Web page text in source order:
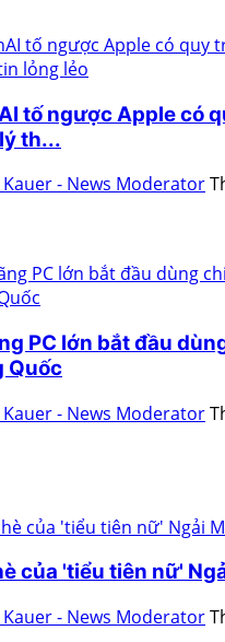
tố ngược Apple có
th...
- News Moderator
PC lớn bắt đầu
Quốc
- News Moderator
của 'tiểu tiên nữ'
- News Moderator